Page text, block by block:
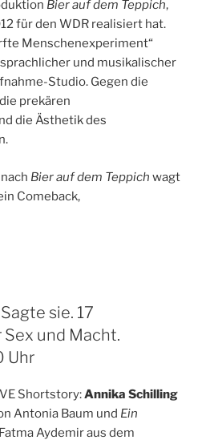
Bier auf dem Teppich,
für den WDR realisiert hat.
Menschenexperiment“
und musikalischer
Studio. Gegen die
prekären
die Ästhetik des
Bier auf dem Teppich wagt
Comeback,
sie. 17
Sex und Macht.
Uhr
Shortstory:Annika Schilling
Antonia Baum und Ein
Fatma Aydemir aus dem